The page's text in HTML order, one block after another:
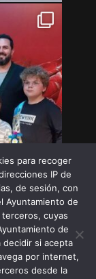
para recoger
IP de
de sesión, con
Ayuntamiento de
cuyas
de
decidir si acepta
por internet,
desde la